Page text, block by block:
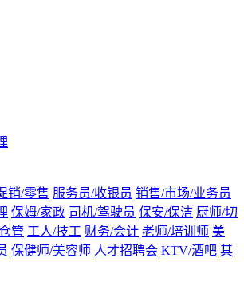
销/零售 服务员/收银员 销售/市场/业务员
保姆/家政 司机/驾驶员 保安/保洁 厨师/切
管 工人/技工 财务/会计 老师/培训师 美
保健师/美容师 人才招聘会 KTV/酒吧 其